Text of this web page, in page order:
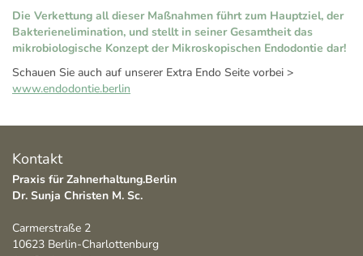
Die Verkettung all dieser Maßnahmen führt zum Hauptziel, der
Bakterienelimination, und stellt in seiner Gesamtheit das
mikrobiologische Konzept der Mikroskopischen Endodontie dar!
Schauen Sie auch auf unserer Extra Endo Seite vorbei >
www.endodontie.berlin
Kontakt
Praxis für Zahnerhaltung.Berlin
Dr. Sunja Christen M. Sc.
Carmerstraße 2
10623 Berlin-Charlottenburg